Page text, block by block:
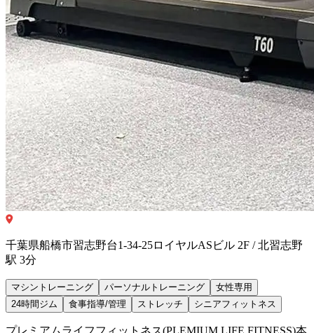
千葉県船橋市習志野台1-34-25ロイヤルASビル 2F / 北習志野
駅 3分
マシントレーニング パーソナルトレーニング
女性専用
24時間ジム
食事指導/管理 ストレッチ シニアフィットネス